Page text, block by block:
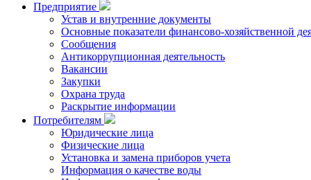
Предприятие
Устав и внутренние документы
Основные показатели финансово-хозяйственной
Сообщения
Антикоррупционная деятельность
Вакансии
Закупки
Охрана труда
Раскрытие информации
Потребителям
Юридические лица
Физические лица
Установка и замена приборов учета
Информация о качестве воды